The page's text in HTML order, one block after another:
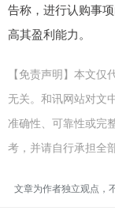
告称，进行认购事
高其盈利能力。
【免责声明】本文
无关。和讯网站对文
准确性、可靠性或完
考，并请自行承担全
文章为作者独立观点，